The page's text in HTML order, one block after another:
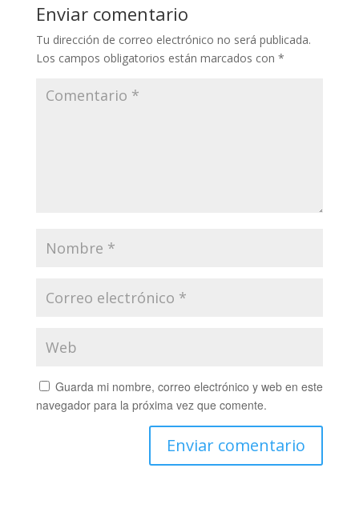
Enviar comentario
Tu dirección de correo electrónico no será publicada.
Los campos obligatorios están marcados con *
Guarda mi nombre, correo electrónico y web en este
navegador para la próxima vez que comente.